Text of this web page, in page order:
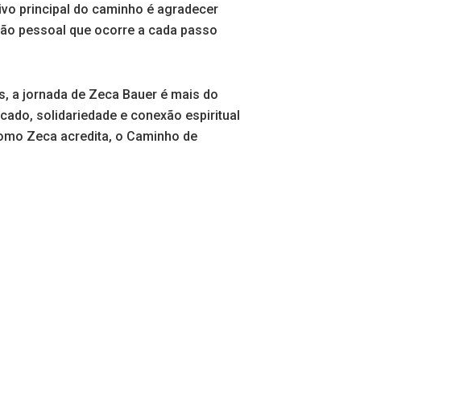
principal do caminho é agradecer
pessoal que ocorre a cada passo
a jornada de Zeca Bauer é mais do
solidariedade e conexão espiritual
Zeca acredita, o Caminho de